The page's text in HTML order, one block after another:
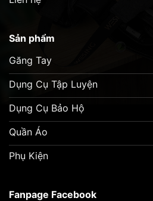
Sản phẩm
Găng Tay
Dụng Cụ Tập Luyện
Dụng Cụ Bảo Hộ
Quần Áo
Phụ Kiện
Fanpage Facebook